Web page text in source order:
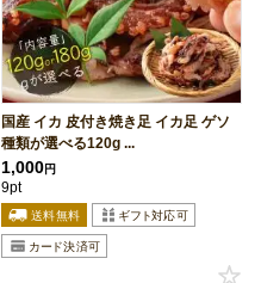
国産 イカ 皮付き焼き足 イカ足 ゲソ
種類が選べる120g ...
1,000円
9pt